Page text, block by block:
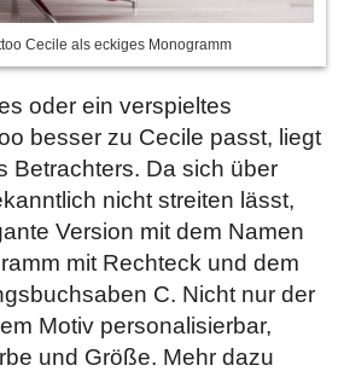
Cecile als eckiges Monogramm
oder ein verspieltes
besser zu Cecile passt, liegt
Betrachters. Da sich über
nicht streiten lässt,
Version mit dem Namen
mit Rechteck und dem
C. Nicht nur der
Motiv personalisierbar,
und Größe. Mehr dazu